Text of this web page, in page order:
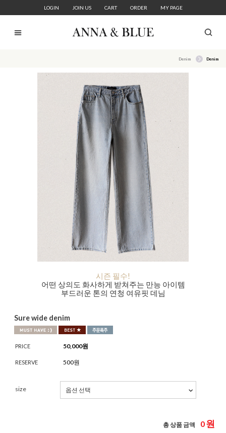
LOGIN JOIN US CART ORDER MY PAGE
Denim Denim
시즌 필수!
어떤 상의도 화사하게 받쳐주는 만능 아이템
부드러운 톤의 연청 여유핏 데님
Sure wide denim
PRICE 50,000원
RESERVE 500원
size
총 상품 금액 0원